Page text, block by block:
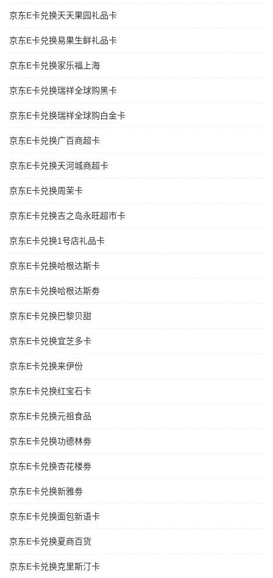
京东E卡兑换天天果园礼品卡
京东E卡兑换易果生鲜礼品卡
京东E卡兑换家乐福上海
京东E卡兑换瑞祥全球购黑卡
京东E卡兑换瑞祥全球购白金卡
京东E卡兑换广百商超卡
京东E卡兑换天河城商超卡
京东E卡兑换周茉卡
京东E卡兑换吉之岛永旺超市卡
京东E卡兑换1号店礼品卡
京东E卡兑换哈根达斯卡
京东E卡兑换哈根达斯劵
京东E卡兑换巴黎贝甜
京东E卡兑换宜芝多卡
京东E卡兑换来伊份
京东E卡兑换红宝石卡
京东E卡兑换元祖食品
京东E卡兑换功德林劵
京东E卡兑换杏花楼劵
京东E卡兑换新雅劵
京东E卡兑换面包新语卡
京东E卡兑换夏商百货
京东E卡兑换克里斯汀卡